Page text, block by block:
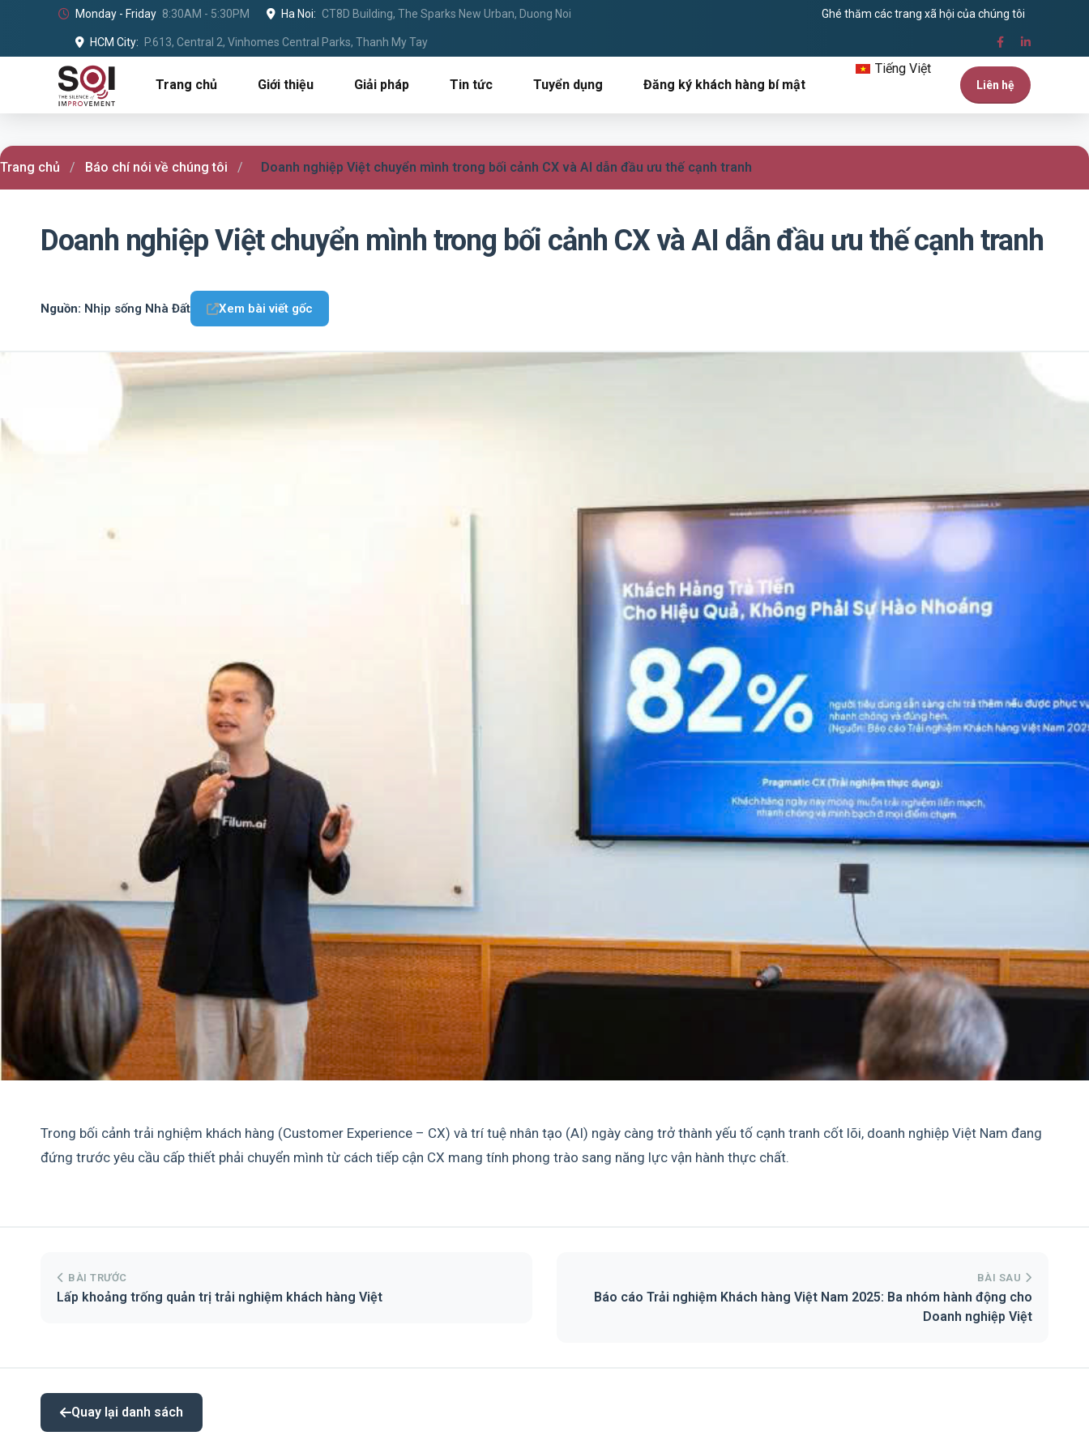
Monday - Friday 8:30AM - 5:30PM Ha Noi: CT8D Building, The Sparks New Urban, Duong Noi
HCM City: P.613, Central 2, Vinhomes Central Parks, Thanh My Tay
Ghé thăm các trang xã hội của chúng tôi
Tiếng Việt
Liên hệ
Trang chủ Giới thiệu Giải pháp Tin tức Tuyển dụng Đăng ký khách hàng bí mật
Trang chủ / Báo chí nói về chúng tôi / Doanh nghiệp Việt chuyển mình trong bối cảnh CX và AI dẫn đầu ưu thế cạnh tranh
Doanh nghiệp Việt chuyển mình trong bối cảnh CX và AI dẫn đầu ưu thế cạnh tranh
Nguồn: Nhịp sống Nhà Đất Xem bài viết gốc
Trong bối cảnh trải nghiệm khách hàng (Customer Experience – CX) và trí tuệ nhân tạo (AI) ngày càng trở thành yếu tố cạnh tranh cốt lõi, doanh nghiệp Việt Nam đang
đứng trước yêu cầu cấp thiết phải chuyển mình từ cách tiếp cận CX mang tính phong trào sang năng lực vận hành thực chất.
BÀI TRƯỚC
Lấp khoảng trống quản trị trải nghiệm khách hàng Việt
BÀI SAU
Báo cáo Trải nghiệm Khách hàng Việt Nam 2025: Ba nhóm hành động cho
Doanh nghiệp Việt
Quay lại danh sách